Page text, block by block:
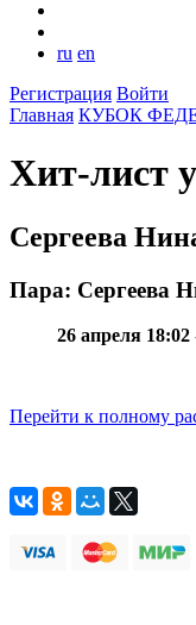
ru en
Регистрация Войти
Главная КУБОК
Хит-лист
Сергеева
Пара: Сергеева
26 апреля 18:02
Перейти к полному